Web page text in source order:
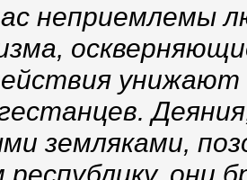
неприемлемы
земляками,
республику, они